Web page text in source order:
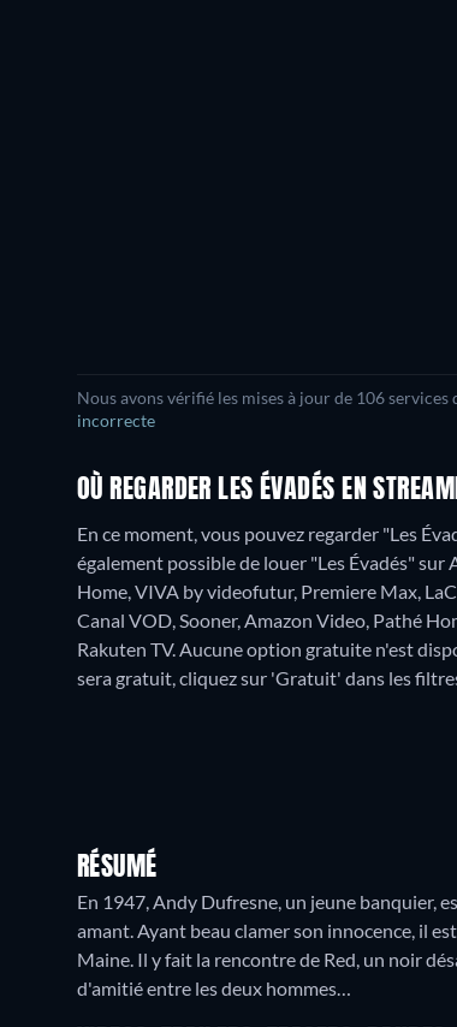
Nous avons vérifié les mises à jour de 106services
incorrecte
OÙ REGARDER LES ÉVADÉS EN
En ce moment, vous pouvez regarder "Les
également possible de louer "Les Évadés" sur
Home, VIVA by videofutur, Premiere Max,
Canal VOD, Sooner, Amazon Video, Pathé
Rakuten TV.Aucune option gratuite n'est
sera gratuit, cliquez sur 'Gratuit' dans les
RÉSUMÉ
En 1947, Andy Dufresne, un jeune banquier,
amant. Ayant beau clamer son innocence, il
Maine. Il y fait la rencontre de Red, un noir
d'amitié entre les deux hommes…